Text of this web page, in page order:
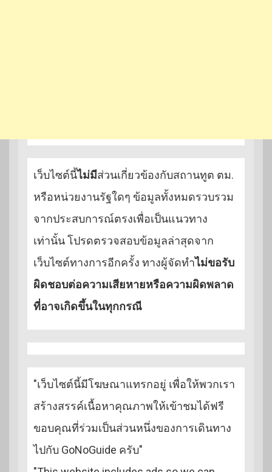
เว็บไซต์นี้ไม่มีส่วนเกี่ยวข้องกับสถานทูต ตม.
หรือหน่วยงานรัฐใดๆ ข้อมูลทั้งหมดรวบรวม
จากประสบการณ์ตรงเพื่อเป็นแนวทาง
เท่านั้น โปรดตรวจสอบข้อมูลล่าสุดจาก
เว็บไซต์ทางการอีกครั้ง ทางผู้จัดทำไม่ขอรับ
ผิดชอบต่อความเสียหายหรือความผิดพลาด
ที่อาจเกิดขึ้นในทุกกรณี
"เว็บไซต์นี้มีโฆษณาแทรกอยู่ เพื่อให้พวกเรา
สร้างสรรค์เนื้อหาคุณภาพให้เข้าชมได้ฟรี
ขอบคุณที่ร่วมเป็นส่วนหนึ่งของการเดินทาง
ไปกับ GoNoGuide ครับ"